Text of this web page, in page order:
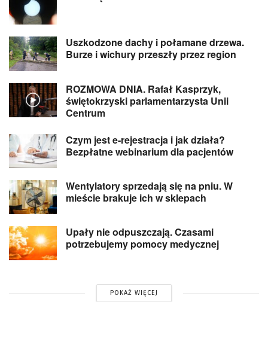
Uszkodzone dachy i połamane drzewa.
Burze i wichury przeszły przez region
ROZMOWA DNIA. Rafał Kasprzyk,
świętokrzyski parlamentarzysta Unii
Centrum
Czym jest e-rejestracja i jak działa?
Bezpłatne webinarium dla pacjentów
Wentylatory sprzedają się na pniu. W
mieście brakuje ich w sklepach
Upały nie odpuszczają. Czasami
potrzebujemy pomocy medycznej
POKAŻ WIĘCEJ